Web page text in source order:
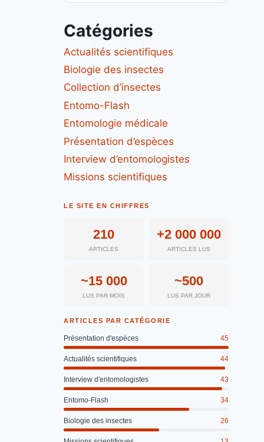
Catégories
Actualités scientifiques
Biologie des insectes
Collection d’insectes
Entomo-Flash
Entomologie médicale
Présentation d’espèces
Interview d’entomologistes
Missions scientifiques
LE SITE EN CHIFFRES
210
ARTICLES
+2 000 000
ARTICLES LUS
~15 000
LUS PAR MOIS
~500
LUS PAR JOUR
ARTICLES PAR CATÉGORIE
Présentation d'espèces 45
Actualités scientifiques 44
Interview d'entomologistes 43
Entomo-Flash 34
Biologie des insectes 26